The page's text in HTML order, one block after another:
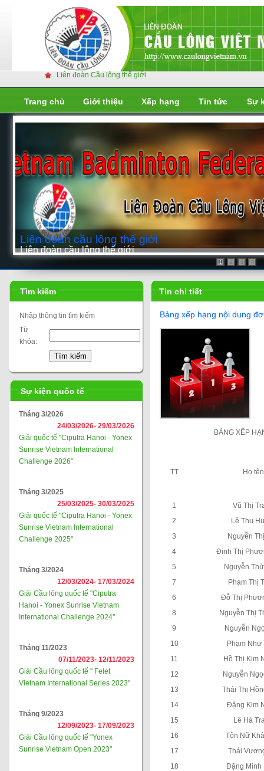
Liên đoàn Cầu lông thế giới
Trang chủ Giới thiệu Xếp hạng Tin tức Sự
Liên đoàn cầu lông thế giới
Liên đoàn cầu lông thế giới
1 2 3 4
Tìm kiếm
Nhập thông tin tìm kiếm
Từ
khóa:
Sự kiện quốc tế
Tháng 3/2026
24/03/2026- 29/03/2026
Giải quốc tế "Ciputra Hanoi - Yonex
Sunrise Vietnam International
Challenge 2026"
Tháng 3/2025
25/03/2025- 30/03/2025
Giải quốc tế "Ciputra Hanoi - Yonex
Sunrise Vietnam International
Challenge 2025"
Tháng 3/2024
12/03/2024- 17/03/2024
Giải Cầu lông quốc tế "Ciputra
Hanoi - Yonex Sunrise Vietnam
International Challenge 2024"
Tháng 11/2023
07/11/2023- 12/11/2023
Giải Cầu lông quốc tế " Felet
Vietnam International Series 2023"
Tháng 9/2023
12/09/2023- 17/09/2023
Giải Cầu lông quốc tế "Yonex
Sunrise Vietnam Open 2023"
Tin chi tiết
Bảng xếp hạng nội dung
BẢNG XẾP
TT Họ tên
1
Vũ Thị
2
Lê Thu
3
Nguyễn
4
Đinh Thị
5
Nguyễn
7
Phạm Thị
6
Đỗ Thị
8
Nguyễn Thị
9
Nguyễn
10
Phạm Như
11
Hồ Thị Kim
12
Nguyễn
13
Thái Thị
14
Đặng Kim
15
Lê Hà
16
Tôn Nữ
17
Thái
18
Đặng Minh